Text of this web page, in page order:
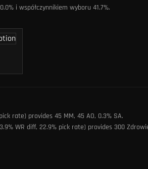
i współczynnikiem wyboru 41.7%.
rate) provides 45 MM, 45 AO, 0.3% SA.
WR diff, 22.9% pick rate) provides 300